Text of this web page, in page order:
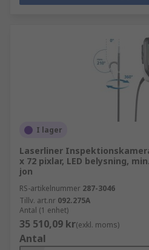
I lager
Laserliner
x 72 pixlar, LED belysning,
jon
RS-artikelnummer 287-3046
Tillv. art.nr 092.275A
Antal (1 enhet)
35 510,09 kr(exkl. moms)
Antal